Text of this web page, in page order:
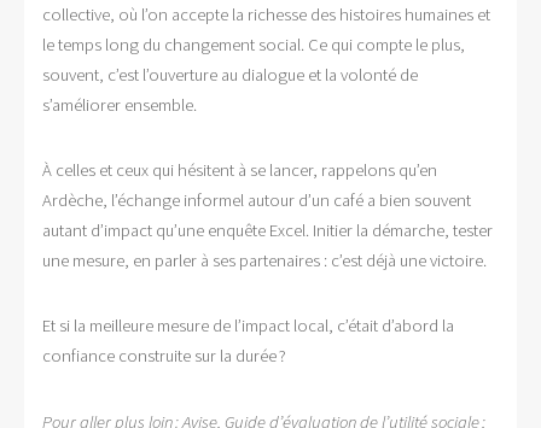
collective, où l’on accepte la richesse des histoires humaines et
le temps long du changement social. Ce qui compte le plus,
souvent, c’est l’ouverture au dialogue et la volonté de
s’améliorer ensemble.
À celles et ceux qui hésitent à se lancer, rappelons qu’en
Ardèche, l’échange informel autour d’un café a bien souvent
autant d’impact qu’une enquête Excel. Initier la démarche, tester
une mesure, en parler à ses partenaires : c’est déjà une victoire.
Et si la meilleure mesure de l’impact local, c’était d’abord la
confiance construite sur la durée ?
Pour aller plus loin : Avise, Guide d’évaluation de l’utilité sociale ;